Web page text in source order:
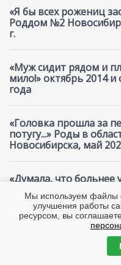
«Я бы всех рожениц
Роддом №2
г.
«Муж сидит рядом и
мило!» октябрь 2014 и
года
«Головка прошла за
потугу...» Роды в
Новосибирска, май
«Думала, что больнее
может…» Областной
Новосибирска,
Рождение моего
«Три потуги - и у меня
Мы используем файлы
улучшения работы
ресурсом, вы